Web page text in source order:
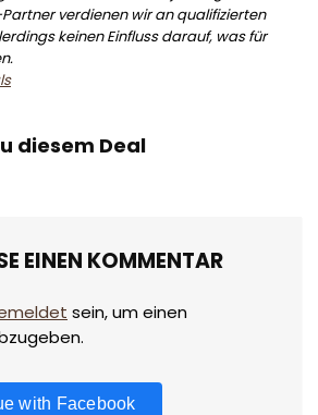
verdienen wir an qualifizierten
keinen Einfluss darauf, was für
diesem Deal
EINEN KOMMENTAR
sein, um einen
with Facebook